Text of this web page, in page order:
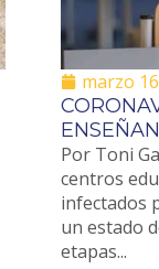
marzo
Por Toni
centros
infectados
un estado
etapas...